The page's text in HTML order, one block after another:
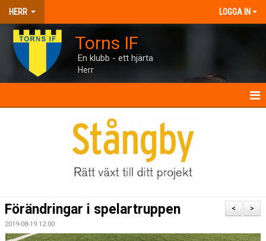
HERR LOGGA IN
Torns IF
En klubb - ett hjärta
Herr
TRUPPEN
>
<
Förändringar i spelartruppen
2019-08-19 12:00